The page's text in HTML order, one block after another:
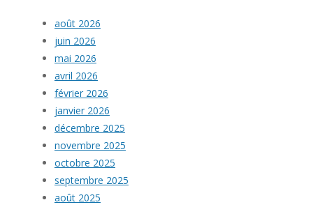
août 2026
juin 2026
mai 2026
avril 2026
février 2026
janvier 2026
décembre 2025
novembre 2025
octobre 2025
septembre 2025
août 2025